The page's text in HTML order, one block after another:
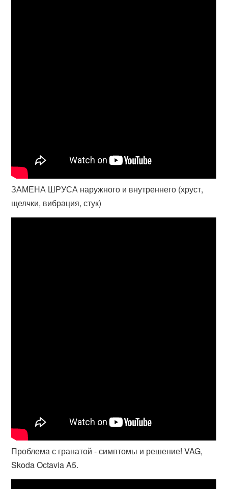
ЗАМЕНА ШРУСА наружного и внутреннего (хруст,
щелчки, вибрация, стук)
Проблема с гранатой - симптомы и решение! VAG,
Skoda Octavia A5.